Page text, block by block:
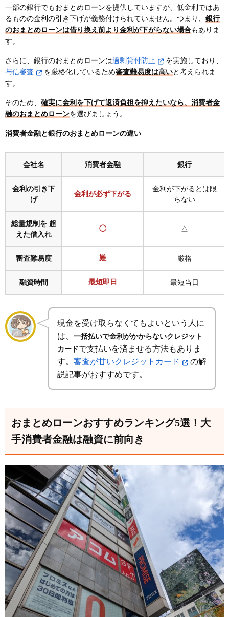
一部の銀行でもおまとめローンを提供していますが、低金利ではあ
るものの金利の引き下げが義務付けられていません。つまり、 銀行
のおまとめローンは借り換え前より金利が下がらない場合もありま
す。
さらに、銀行のおまとめローンは過剰貸付防止
を実施しており、
与信審査
を厳格化しているため審査難易度は高いと考えられま
す。
そのため、 確実に金利を下げて返済負担を抑えたいなら、消費者金
融のおまとめローンを選びましょう。
消費者金融と銀行のおまとめローンの違い
会社名 消費者金融 銀行
金利の引き下
げ
金利が必ず下がる
金利が下がるとは限
らない
総量規制を 超
えた借入れ
◯ △
審査難易度 難 厳格
融資時間 最短即日 最短当日
現金を受け取らなくてもよいという人に
は、 一括払いで金利がかからないクレジット
カードで支払いを済ませる方法もありま
す。 審査が甘いクレジットカード
の解
説記事がおすすめです。
おまとめローンおすすめランキング5選！大
手消費者金融は融資に前向き